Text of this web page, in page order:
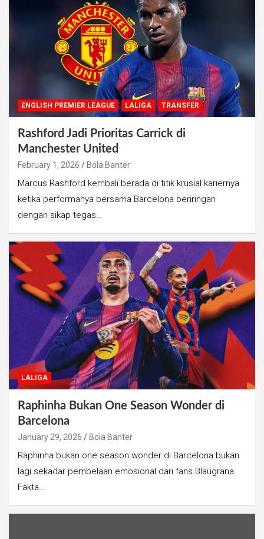
ENGLISH PREMIER LEAGUE LALIGA TRANSFER
Rashford Jadi Prioritas Carrick di
Manchester United
February 1, 2026 Bola Banter
Marcus Rashford kembali berada di titik krusial kariernya
ketika performanya bersama Barcelona beriringan
dengan sikap tegas…
LALIGA
Raphinha Bukan One Season Wonder di
Barcelona
January 29, 2026 Bola Banter
Raphinha bukan one season wonder di Barcelona bukan
lagi sekadar pembelaan emosional dari fans Blaugrana.
Fakta…